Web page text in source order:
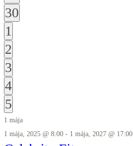
events,
2
events,
30
2
events,
1
2
events,
2
2
events,
3
2
events,
4
2
events,
5
1 mája
1 mája, 2025 @ 8:00 - 1 mája, 2027 @ 17:00